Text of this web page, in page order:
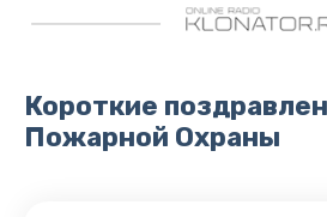
Короткие
Пожарной Охраны